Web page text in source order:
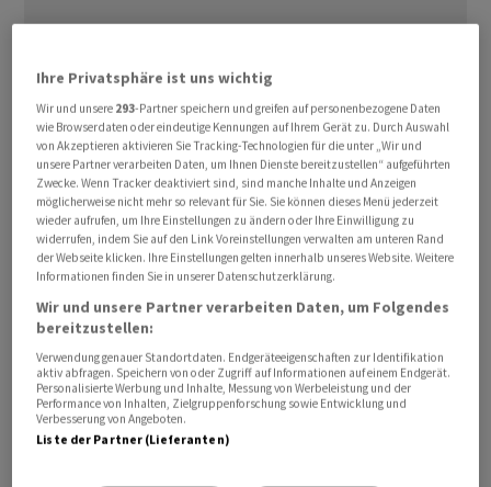
cg/hr
Ihre Privatsphäre ist uns wichtig
Wir und unsere 293-Partner speichern und greifen auf personenbezogene Daten
wie Browserdaten oder eindeutige Kennungen auf Ihrem Gerät zu. Durch Auswahl
von Akzeptieren aktivieren Sie Tracking-Technologien für die unter „Wir und
unsere Partner verarbeiten Daten, um Ihnen Dienste bereitzustellen“ aufgeführten
Zwecke. Wenn Tracker deaktiviert sind, sind manche Inhalte und Anzeigen
möglicherweise nicht mehr so relevant für Sie. Sie können dieses Menü jederzeit
wieder aufrufen, um Ihre Einstellungen zu ändern oder Ihre Einwilligung zu
widerrufen, indem Sie auf den Link Voreinstellungen verwalten am unteren Rand
der Webseite klicken. Ihre Einstellungen gelten innerhalb unseres Website. Weitere
Informationen finden Sie in unserer Datenschutzerklärung.
Wir und unsere Partner verarbeiten Daten, um Folgendes
bereitzustellen:
Verwendung genauer Standortdaten. Endgeräteeigenschaften zur Identifikation
aktiv abfragen. Speichern von oder Zugriff auf Informationen auf einem Endgerät.
Personalisierte Werbung und Inhalte, Messung von Werbeleistung und der
Performance von Inhalten, Zielgruppenforschung sowie Entwicklung und
Verbesserung von Angeboten.
Liste der Partner (Lieferanten)